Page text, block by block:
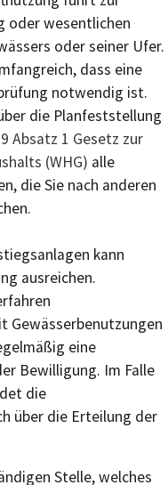
oder wesentlichen
oder seiner Ufer.
dass eine
notwendig ist.
die Planfeststellung
Absatz 1 Gesetz zur
(WHG) alle
die Sie nach anderen
kann
ausreichen.
Gewässerbenutzungen
eine
Bewilligung. Im Falle
die
über die Erteilung der
Stelle, welches